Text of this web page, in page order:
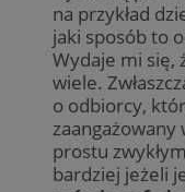
na przykład
jaki sposób to
Wydaje mi się,
wiele.
o odbiorcy,
prostu
bardziej jeżeli